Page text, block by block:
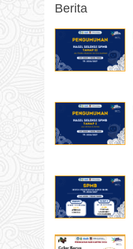
Berita